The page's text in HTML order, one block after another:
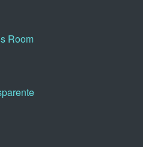
Room